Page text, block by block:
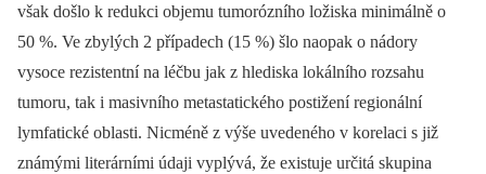
však došlo k redukci objemu tumorózního ložiska minimálně o
50 %. Ve zbylých 2 případech (15 %) šlo naopak o nádory
vysoce rezistentní na léčbu jak z hlediska lokálního rozsahu
tumoru, tak i masivního metastatického postižení regionální
lymfatické oblasti. Nicméně z výše uvedeného v korelaci s již
známými literárními údaji vyplývá, že existuje určitá skupina